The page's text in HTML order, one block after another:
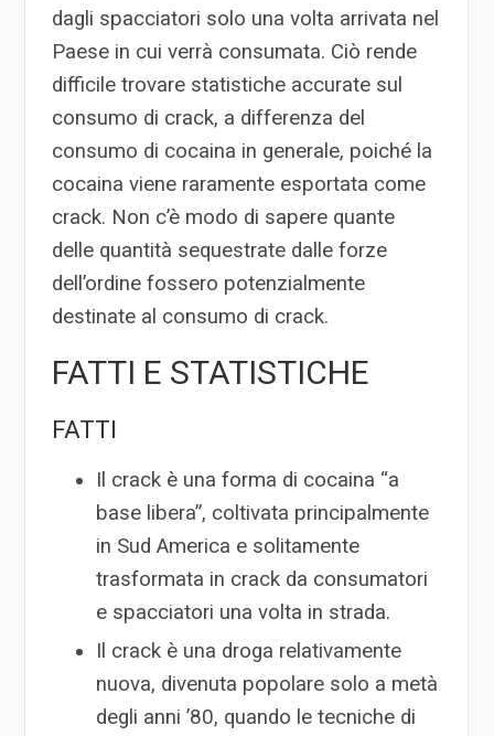
dagli spacciatori solo una volta arrivata nel
Paese in cui verrà consumata. Ciò rende
difficile trovare statistiche accurate sul
consumo di crack, a differenza del
consumo di cocaina in generale, poiché la
cocaina viene raramente esportata come
crack. Non c’è modo di sapere quante
delle quantità sequestrate dalle forze
dell’ordine fossero potenzialmente
destinate al consumo di crack.
FATTI E STATISTICHE
FATTI
Il crack è una forma di cocaina “a
base libera”, coltivata principalmente
in Sud America e solitamente
trasformata in crack da consumatori
e spacciatori una volta in strada.
Il crack è una droga relativamente
nuova, divenuta popolare solo a metà
degli anni ’80, quando le tecniche di